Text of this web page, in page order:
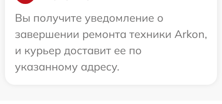
Вы получите уведомление о
завершении ремонта техники Arkon,
и курьер доставит ее по
указанному адресу.